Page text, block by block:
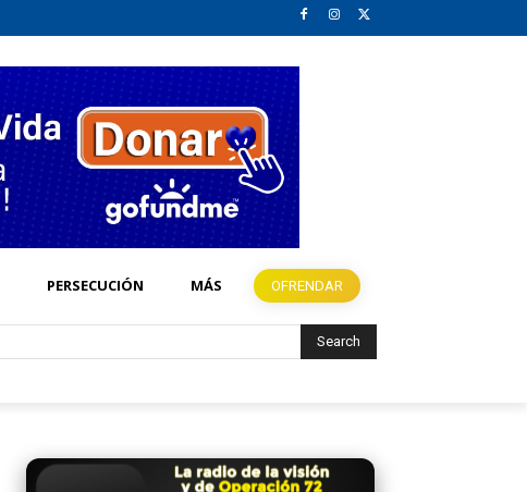
PERSECUCIÓN MÁS OFRENDAR
Search